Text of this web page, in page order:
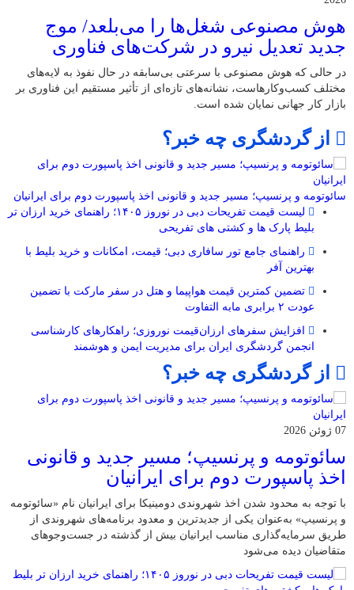
هوش مصنوعی شغل‌ها را می‌بلعد/ موج
جدید تعدیل نیرو در شرکت‌های فناوری
در حالی که هوش مصنوعی با سرعتی بی‌سابقه در حال نفوذ به لایه‌های
مختلف کسب‌وکارهاست، نشانه‌های تازه‌ای از تأثیر مستقیم این فناوری بر
بازار کار جهانی نمایان شده است.
از گردشگری چه خبر؟
سائوتومه و پرنسیپ؛ مسیر جدید و قانونی اخذ پاسپورت دوم برای ایرانیان
لیست قیمت تفریحات دبی در نوروز ۱۴۰۵؛ راهنمای خرید ارزان تر
بلیط پارک ها و کشتی های تفریحی
راهنمای جامع تور سافاری دبی؛ قیمت، امکانات و خرید بلیط با
بهترین آفر
تضمین کمترین قیمت هواپیما و هتل در سفر مارکت با تضمین
عودت ۲ برابری مابه التفاوت
افزایش سفرهای ارزان‌قیمت نوروزی؛ راهکارهای کارشناسی
انجمن گردشگری ایران برای مدیریت ایمن و هوشمند
از گردشگری چه خبر؟
07 ژوئن 2026
سائوتومه و پرنسیپ؛ مسیر جدید و قانونی
اخذ پاسپورت دوم برای ایرانیان
با توجه به محدود شدن اخذ شهروندی دومینیکا برای ایرانیان نام «سائوتومه
و پرنسیپ» به‌عنوان یکی از جدیدترین و معدود برنامه‌های شهروندی از
طریق سرمایه‌گذاری مناسب ایرانیان بیش از گذشته در جست‌وجوهای
متقاضیان دیده می‌شود